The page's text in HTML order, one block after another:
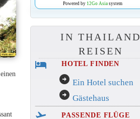
Powered by 12Go Asiasystem
IN THAILAND
REISEN
hotel HOTEL FINDEN
arrow_circle_right Ein Hotel suchen
arrow_circle_right Gästehaus
flight_takeoff
PASSENDE FLÜGE